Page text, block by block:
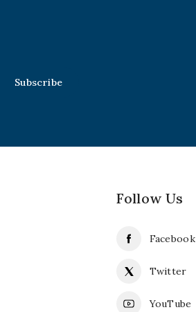
Follow Us
Facebook
Twitter
YouTube